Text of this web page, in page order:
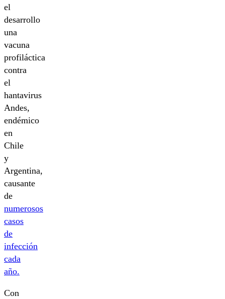
el
desarrollo
una
vacuna
profiláctica
contra
el
hantavirus
Andes,
endémico
en
Chile
y
Argentina,
causante
de
numerosos
casos
de
infección
cada
año.
Con